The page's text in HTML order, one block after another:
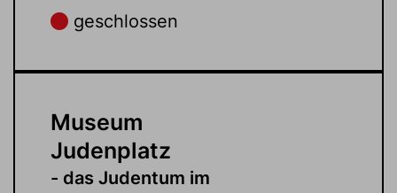
geschlossen
Museum
Judenplatz
- das Judentum im